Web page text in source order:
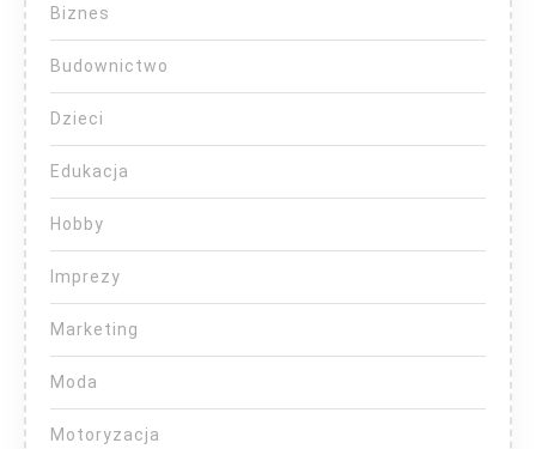
Biznes
Budownictwo
Dzieci
Edukacja
Hobby
Imprezy
Marketing
Moda
Motoryzacja